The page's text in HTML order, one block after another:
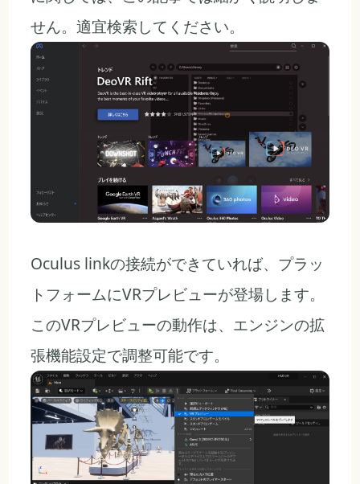
せん。適宜検索してください。
Oculus linkの接続ができていれば、プラッ
トフォームにVRプレビューが登場します。
このVRプレビューの動作は、エンジンの拡
張機能設定で調整可能です。